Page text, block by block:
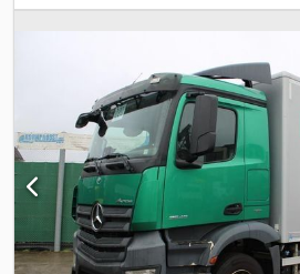
Achsen-Konfiguration:6x2, Radstand:
, Laderaumvolumen:
, Laderaumbreite:2.440 mm,
2023, Ausstattung:
ABS,
Ladebordwand, Navigationssystem,
Traktionskontrolle, Dieses Angebot ist
Zwischenverkauf vorbehalten. Bei
erfolgt diese zum aktuellen Tageskurs.
Fahrzeugstandortes.
390 kW (530 PS), 2600 Nm, High
Predictive Powertrain Control,